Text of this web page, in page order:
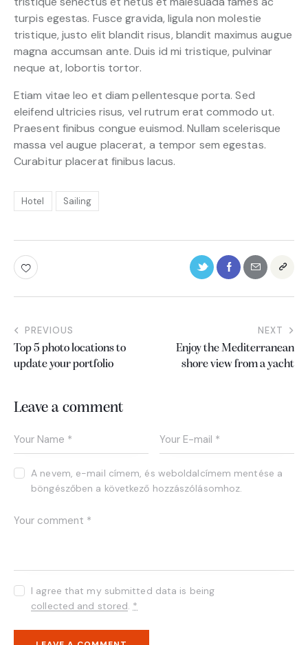
turpis egestas. Fusce gravida, ligula non molestie
tristique, justo elit blandit risus, blandit maximus augue
magna accumsan ante. Duis id mi tristique, pulvinar
neque at, lobortis tortor.
Etiam vitae leo et diam pellentesque porta. Sed
eleifend ultricies risus, vel rutrum erat commodo ut.
Praesent finibus congue euismod. Nullam scelerisque
massa vel augue placerat, a tempor sem egestas.
Curabitur placerat finibus lacus.
Hotel Sailing
PREVIOUS
Top 5 photo locations to
update your portfolio
NEXT
Enjoy the Mediterranean
shore view from a yacht
Leave a comment
A nevem, e-mail címem, és weboldalcímem mentése a
böngészőben a következő hozzászólásomhoz.
I agree that my submitted data is being
collected and stored. *